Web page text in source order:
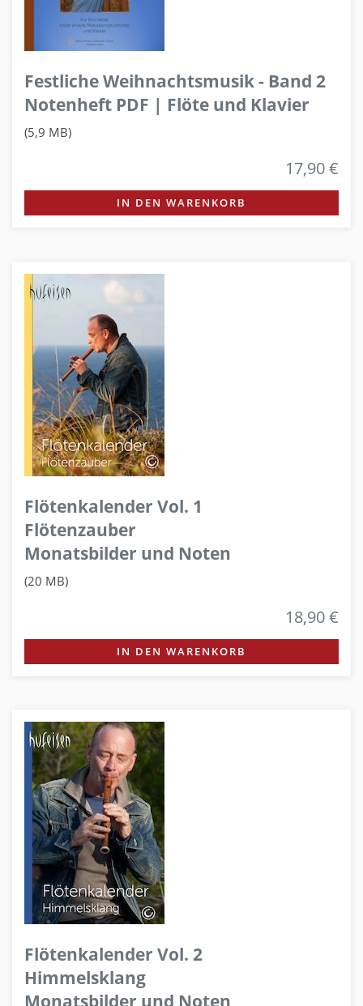
Festliche Weihnachtsmusik - Band 2
Notenheft PDF | Flöte und Klavier
(5,9 MB)
17,90 €
IN DEN WARENKORB
Flötenkalender Vol. 1
Flötenzauber
Monatsbilder und Noten
(20 MB)
18,90 €
IN DEN WARENKORB
Flötenkalender Vol. 2
Himmelsklang
Monatsbilder und Noten